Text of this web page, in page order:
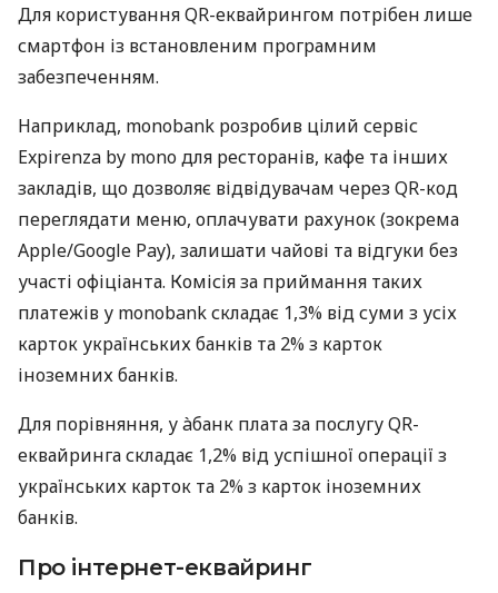
Для користування QR-еквайрингом потрібен лише
смартфон із встановленим програмним
забезпеченням.
Наприклад, monobank розробив цілий сервіс
Expirenza by mono для ресторанів, кафе та інших
закладів, що дозволяє відвідувачам через QR-код
переглядати меню, оплачувати рахунок (зокрема
Apple/Google Pay), залишати чайові та відгуки без
участі офіціанта. Комісія за приймання таких
платежів у monobank складає 1,3% від суми з усіх
карток українських банків та 2% з карток
іноземних банків.
Для порівняння, у àбанк плата за послугу QR-
еквайринга складає 1,2% від успішної операції з
українських карток та 2% з карток іноземних
банків.
Про інтернет-еквайринг